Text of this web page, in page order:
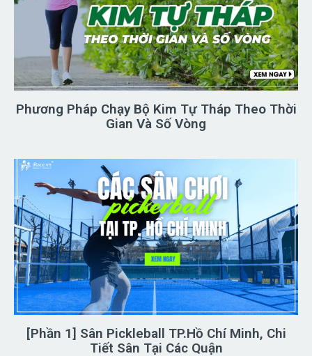
Phương Pháp Chạy Bộ Kim Tự Tháp Theo Thời
Gian Và Số Vòng
[Phần 1] Sân Pickleball TP.Hồ Chí Minh, Chi
Tiết Sân Tại Các Quận